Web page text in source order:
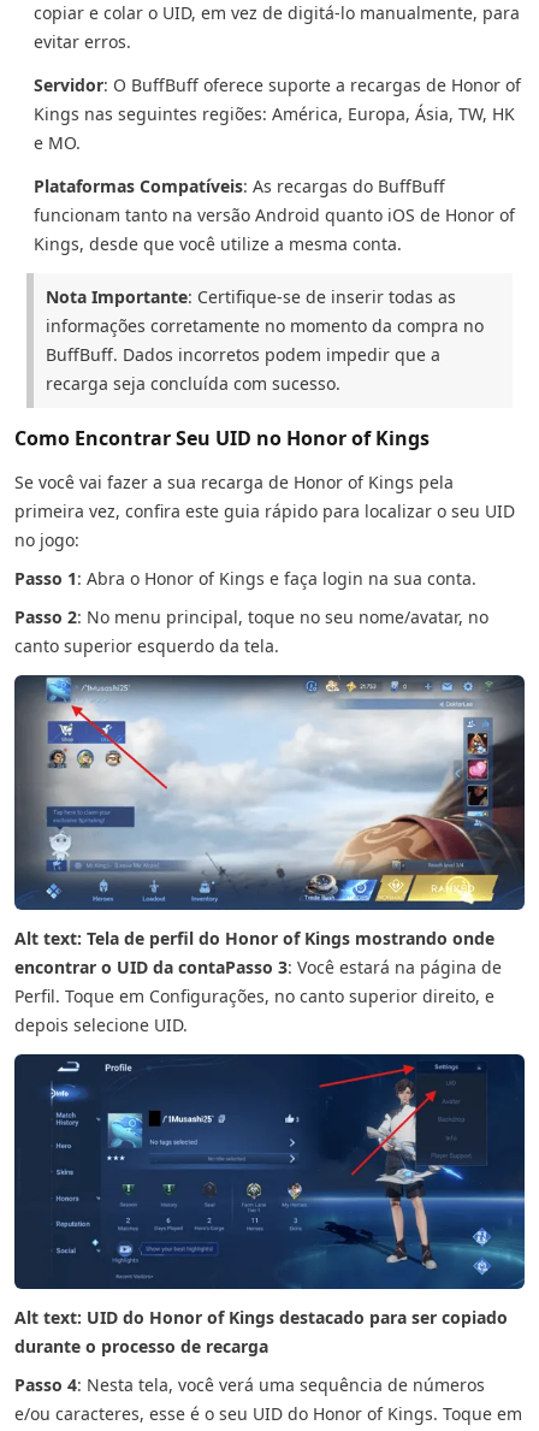
copiar e colar o UID, em vez de digitá-lo manualmente, para
evitar erros.
Servidor: O BuffBuff oferece suporte a recargas de Honor of
Kings nas seguintes regiões: América, Europa, Ásia, TW, HK
e MO.
Plataformas Compatíveis: As recargas do BuffBuff
funcionam tanto na versão Android quanto iOS de Honor of
Kings, desde que você utilize a mesma conta.
Nota Importante: Certifique-se de inserir todas as
informações corretamente no momento da compra no
BuffBuff. Dados incorretos podem impedir que a
recarga seja concluída com sucesso.
Como Encontrar Seu UID no Honor of Kings
Se você vai fazer a sua recarga de Honor of Kings pela
primeira vez, confira este guia rápido para localizar o seu UID
no jogo:
Passo 1: Abra o Honor of Kings e faça login na sua conta.
Passo 2: No menu principal, toque no seu nome/avatar, no
canto superior esquerdo da tela.
Alt text: Tela de perfil do Honor of Kings mostrando onde
encontrar o UID da contaPasso 3: Você estará na página de
Perfil. Toque em Configurações, no canto superior direito, e
depois selecione UID.
Alt text: UID do Honor of Kings destacado para ser copiado
durante o processo de recarga
Passo 4: Nesta tela, você verá uma sequência de números
e/ou caracteres, esse é o seu UID do Honor of Kings. Toque em